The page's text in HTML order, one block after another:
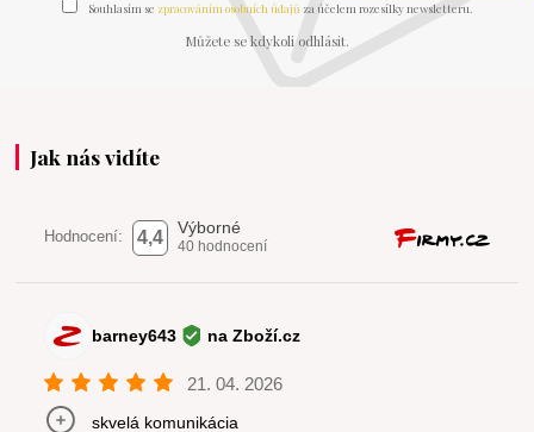
Souhlasím se zpracováním osobních údajů za účelem rozesílky newsletteru.
Můžete se kdykoli odhlásit.
Jak nás vidíte